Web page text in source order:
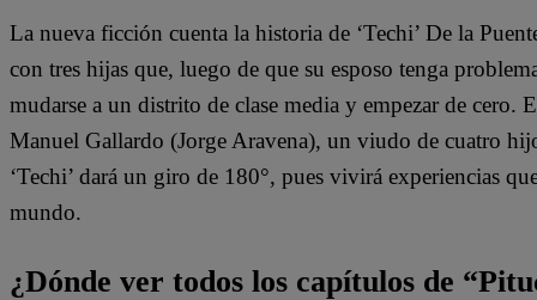
La nueva ficción cuenta la historia de ‘Techi’ De la
con tres hijas que, luego de que su esposo tenga
mudarse a un distrito de clase media y empezar de cero.
Manuel Gallardo (Jorge Aravena), un viudo de cuatro
‘Techi’ dará un giro de 180°, pues vivirá experiencias
mundo.
¿Dónde ver todos los capítulos de